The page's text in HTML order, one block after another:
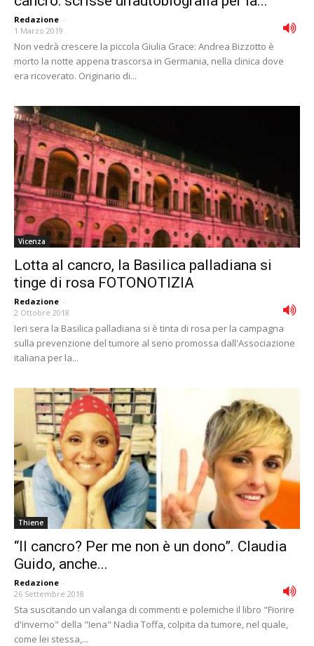
Redazione -
1 Marzo 2019
Non vedrà crescere la piccola Giulia Grace: Andrea Bizzotto è
morto la notte appena trascorsa in Germania, nella clinica dove
era ricoverato. Originario di...
Vicenza
Lotta al cancro, la Basilica palladiana si
tinge di rosa FOTONOTIZIA
Redazione -
2 Ottobre 2018
Ieri sera la Basilica palladiana si è tinta di rosa per la campagna
sulla prevenzione del tumore al seno promossa dall'Associazione
italiana per la...
Thiene
“Il cancro? Per me non è un dono”. Claudia
Guido, anche...
Redazione -
26 Settembre 2018
Sta suscitando un valanga di commenti e polemiche il libro "Fiorire
d'inverno" della "Iena" Nadia Toffa, colpita da tumore, nel quale,
come lei stessa,...